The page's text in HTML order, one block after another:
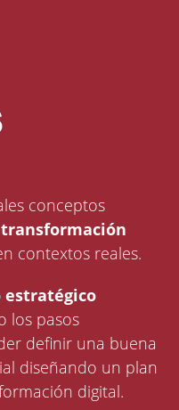
conceptos
transformación
contextos reales.
estratégico
los pasos
definir una buena
diseñando un plan
digital.